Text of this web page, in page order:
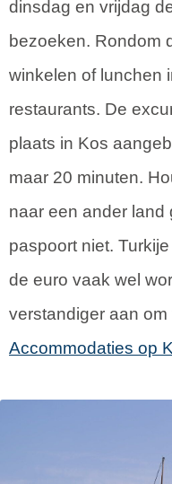
dinsdag en vrijdag
bezoeken. Rondom
winkelen of lunchen
restaurants. De
plaats in Kos
maar 20 minuten.
naar een ander land
paspoort niet.
de euro vaak wel
verstandiger aan
Accommodaties op